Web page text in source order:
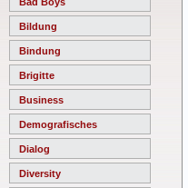
Bildung
Bindung
Brigitte
Business
Demografisches
Dialog
Diversity